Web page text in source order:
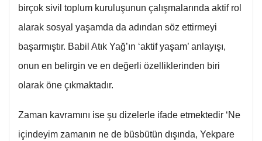
birçok sivil toplum kuruluşunun çalışmalarında aktif rol
alarak sosyal yaşamda da adından söz ettirmeyi
başarmıştır. Babil Atık Yağ’ın ‘aktif yaşam’ anlayışı,
onun en belirgin ve en değerli özelliklerinden biri
olarak öne çıkmaktadır.
Zaman kavramını ise şu dizelerle ifade etmektedir ‘Ne
içindeyim zamanın ne de büsbütün dışında, Yekpare